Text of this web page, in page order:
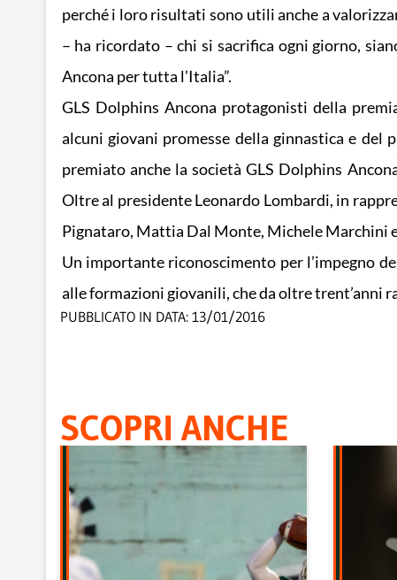
perché i loro risultati sono utili anche a
– ha ricordato – chi si sacrifica ogni giorno,
Ancona per tutta l’Italia”.
GLS Dolphins Ancona protagonisti della
alcuni giovani promesse della ginnastica e del
premiato anche la società GLS Dolphins
Oltre al presidente Leonardo Lombardi, in
Pignataro, Mattia Dal Monte, Michele Marchini
Un importante riconoscimento per l’impegno
alle formazioni giovanili, che da oltre trent’anni
PUBBLICATO IN DATA: 13/01/2016
SCOPRI ANCHE